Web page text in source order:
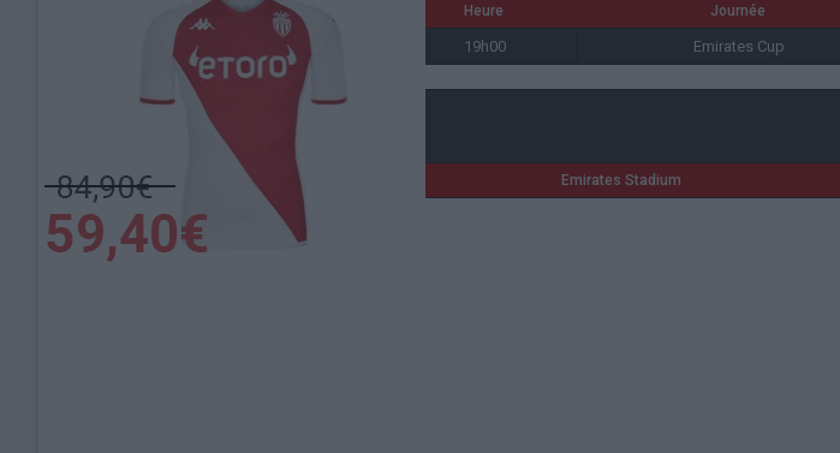
Date Heure Journée
19h00 Emirates Cup
Lieu de la rencontre
Emirates Stadium